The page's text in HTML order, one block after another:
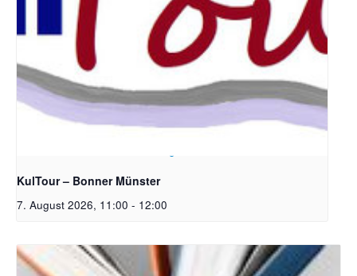
KulTour – Bonner Münster
7. August 2026, 11:00 - 12:00